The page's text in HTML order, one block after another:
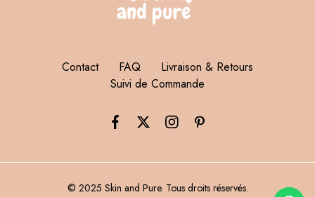
Contact FAQ
Livraison & Retours
Suivi de Commande
© 2025 Skin and Pure. Tous droits réservés.